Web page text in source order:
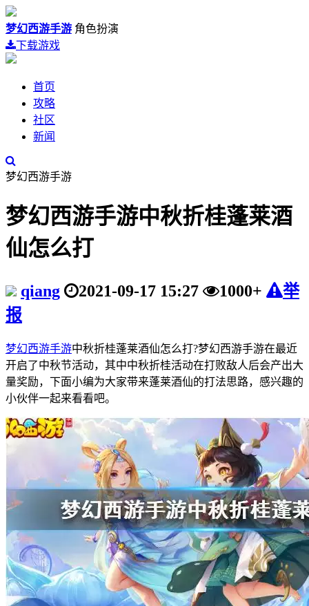
梦幻西游手游 角色扮演
下载游戏
首页
攻略
社区
新闻
梦幻西游手游
梦幻西游手游中秋折桂蓬莱酒
仙怎么打
qiang 2021-09-17 15:27 1000+
举
报
梦幻西游手游中秋折桂蓬莱酒仙怎么打?梦幻西游手游在最近
开启了中秋节活动，其中中秋折桂活动在打败敌人后会产出大
量奖励，下面小编为大家带来蓬莱酒仙的打法思路，感兴趣的
小伙伴一起来看看吧。